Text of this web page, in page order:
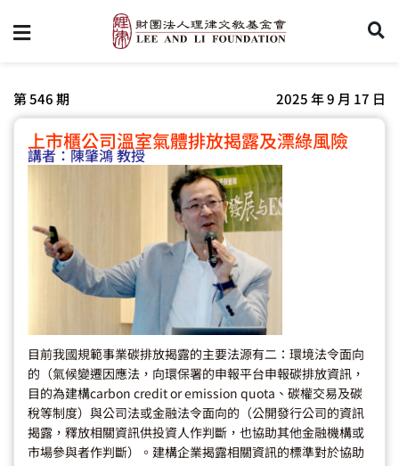
第 546 期 2025 年 9 月 17 日
上市櫃公司溫室氣體排放揭露及漂綠風險
講者：陳肇鴻 教授
目前我國規範事業碳排放揭露的主要法源有二：環境法令面向
的（氣候變遷因應法，向環保署的申報平台申報碳排放資訊，
目的為建構carbon credit or emission quota、碳權交易及碳
稅等制度）與公司法或金融法令面向的（公開發行公司的資訊
揭露，釋放相關資訊供投資人作判斷，也協助其他金融機構或
市場參與者作判斷）。建構企業揭露相關資訊的標準對於協助